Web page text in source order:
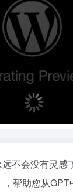
不会没有灵感
，帮助您从